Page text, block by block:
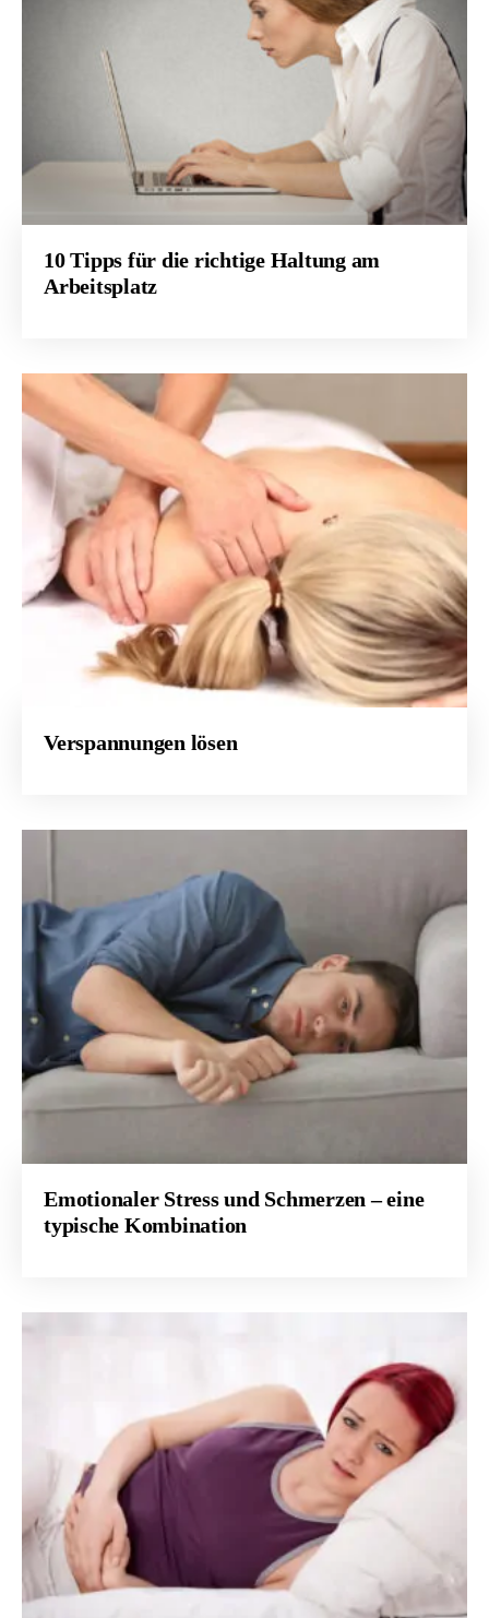
10 Tipps für die richtige Haltung am
Arbeitsplatz
Verspannungen lösen
Emotionaler Stress und Schmerzen – eine
typische Kombination